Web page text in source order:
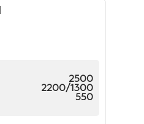
2500
2200/1300
550